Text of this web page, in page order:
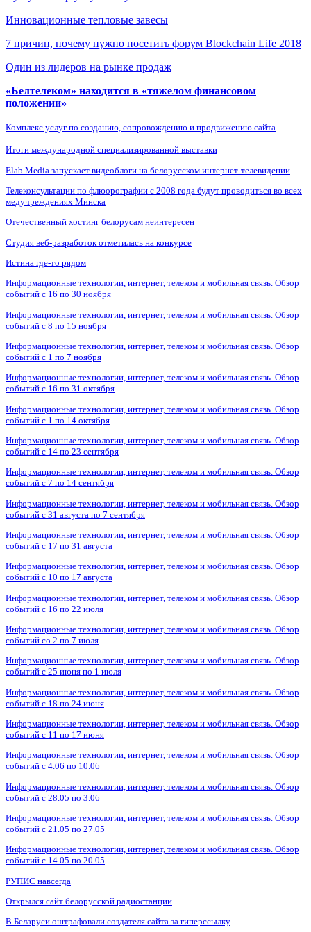
Инновационные тепловые завесы
7 причин, почему нужно посетить форум Blockchain Life 2018
Один из лидеров на рынке продаж
«Белтелеком» находится в «тяжелом финансовом
положении»
Комплекс услуг по созданию, сопровождению и продвижению сайта
Итоги международной специализированной выставки
Elab Media запускает видеоблоги на белорусском интернет-телевидении
Телеконсультации по флюорографии с 2008 года будут проводиться во всех
медучреждениях Минска
Отечественный хостинг белорусам неинтересен
Студия веб-разработок отметилась на конкурсе
Истина где-то рядом
Информационные технологии, интернет, телеком и мобильная связь. Обзор
событий с 16 по 30 ноября
Информационные технологии, интернет, телеком и мобильная связь. Обзор
событий с 8 по 15 ноября
Информационные технологии, интернет, телеком и мобильная связь. Обзор
событий с 1 по 7 ноября
Информационные технологии, интернет, телеком и мобильная связь. Обзор
событий с 16 по 31 октября
Информационные технологии, интернет, телеком и мобильная связь. Обзор
событий с 1 по 14 октября
Информационные технологии, интернет, телеком и мобильная связь. Обзор
событий с 14 по 23 сентября
Информационные технологии, интернет, телеком и мобильная связь. Обзор
событий с 7 по 14 сентября
Информационные технологии, интернет, телеком и мобильная связь. Обзор
событий с 31 августа по 7 сентября
Информационные технологии, интернет, телеком и мобильная связь. Обзор
событий с 17 по 31 августа
Информационные технологии, интернет, телеком и мобильная связь. Обзор
событий с 10 по 17 августа
Информационные технологии, интернет, телеком и мобильная связь. Обзор
событий с 16 по 22 июля
Информационные технологии, интернет, телеком и мобильная связь. Обзор
событий со 2 по 7 июля
Информационные технологии, интернет, телеком и мобильная связь. Обзор
событий с 25 июня по 1 июля
Информационные технологии, интернет, телеком и мобильная связь. Обзор
событий с 18 по 24 июня
Информационные технологии, интернет, телеком и мобильная связь. Обзор
событий с 11 по 17 июня
Информационные технологии, интернет, телеком и мобильная связь. Обзор
событий с 4.06 по 10.06
Информационные технологии, интернет, телеком и мобильная связь. Обзор
событий с 28.05 по 3.06
Информационные технологии, интернет, телеком и мобильная связь. Обзор
событий с 21.05 по 27.05
Информационные технологии, интернет, телеком и мобильная связь. Обзор
событий с 14.05 по 20.05
РУПИС навсегда
Открылся сайт белорусской радиостанции
В Беларуси оштрафовали создателя сайта за гиперссылку